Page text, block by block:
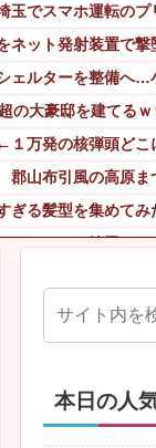
玉でスマホ運転の
ネット発射装置で撃
ェルターを整備へ…
の大豪邸を建てる
１万発の核弾頭どこ
山布引風の高原ま
る髪型を集めてみ
ディアスが地雷す
の一日葬」をした
本日の人